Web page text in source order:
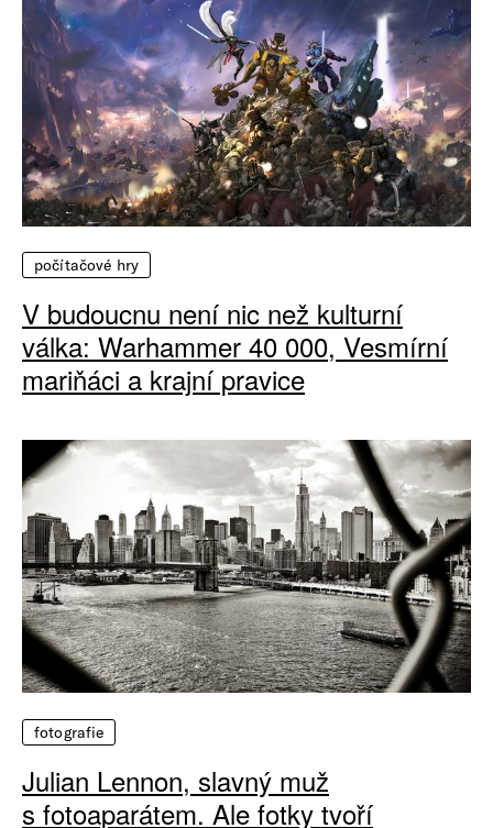
počítačové hry
V budoucnu není nic než kulturní
válka: Warhammer 40 000, Vesmírní
mariňáci a krajní pravice
fotografie
Julian Lennon, slavný muž
s fotoaparátem. Ale fotky tvoří